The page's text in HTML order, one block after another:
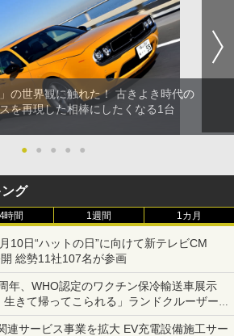
の世界観に触れた！ 古きよき時代の
を再現した相棒にしたくなる1台
● ● ● ● ●
グ
時間 1週間 1カ月
10日“ハットの日”に向けて新テレビCM
開 総勢11社107名が参画
年、WHO認定のワクチン保冷輸送車展示
生きて帰ってこられる」ランドクルーザーで
連サービス事業を拡大 EV充電設備施工サー